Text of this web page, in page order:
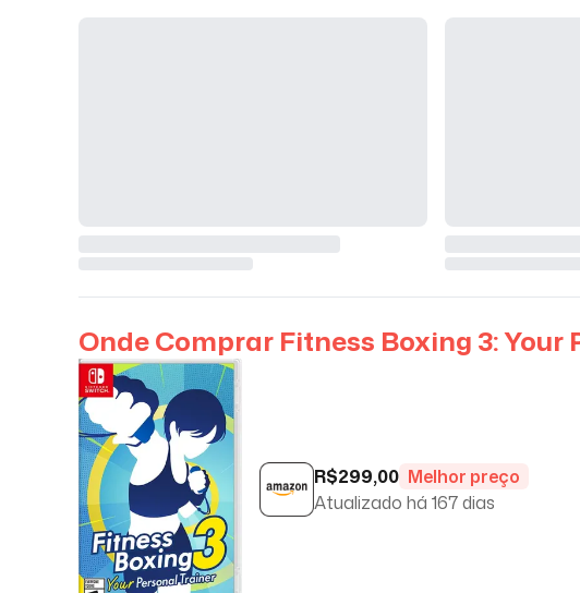
Onde Comprar Fitness Boxing 3:
R$299,00 Melhor preço
Atualizado há167 dias